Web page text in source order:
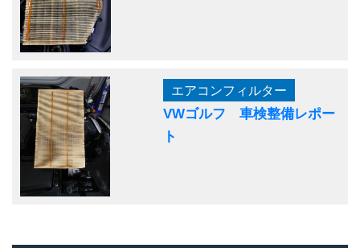
エアコンフィルター
VWゴルフ 車検整備レポー
ト